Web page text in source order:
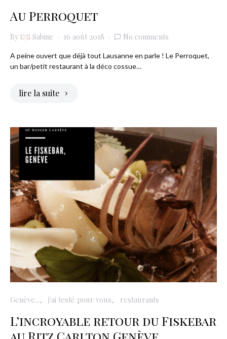
Au Perroquet
By Sabine 16 août 2018 No comments
A peine ouvert que déjà tout Lausanne en parle ! Le Perroquet,
un bar/petit restaurant à la déco cossue…
lire la suite
Genève... j'ai testé pour vous restaurants
L’incroyable retour du Fiskebar